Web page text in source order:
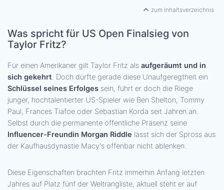
zum Inhaltsverzeichnis
Was spricht für US Open Finalsieg von
Taylor Fritz?
Für einen Amerikaner gilt Taylor Fritz als aufgeräumt und in
sich gekehrt. Doch dürfte gerade diese Unaufgeregtheit ein
Schlüssel seines Erfolges sein, führt er doch die Riege
junger, hochtalentierter US-Spieler wie Ben Shelton, Tommy
Paul, Frances Tiafoe oder Sebastian Korda seit Jahren an.
Selbst durch die permanente öffentliche Präsenz seine
Influencer-Freundin Morgan Riddle lässt sich der Spross aus
der Kaufhausdynastie Macy's offenbar nicht ablenken.
Diese Eigenschaften brachten Fritz immerhin Anfang letzten
Jahres auf Platz fünf der Weltrangliste, aktuell steht er auf